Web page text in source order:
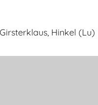
Hinkel (Lu)